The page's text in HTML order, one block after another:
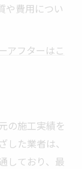
や費用につい
アフターはこ
の施工実績を
た業者は、
しており、最